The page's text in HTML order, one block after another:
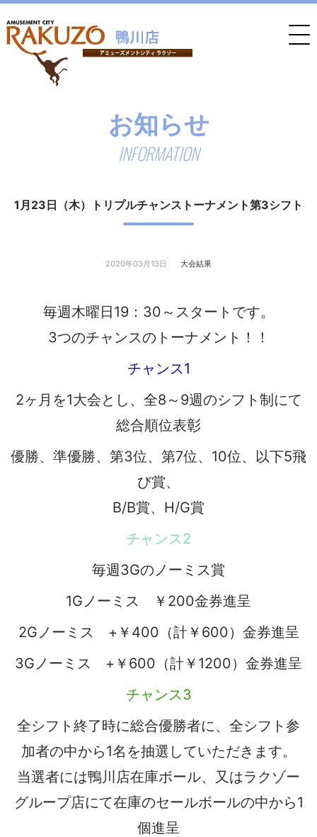
お知らせ
INFORMATION
1月23日（木）トリプルチャンストーナメント第3シフト
2020年03月13日 大会結果
毎週木曜日19：30～スタートです。
3つのチャンスのトーナメント！！
チャンス1
2ヶ月を1大会とし、全8～9週のシフト制にて
総合順位表彰
優勝、準優勝、第3位、第7位、10位、以下5飛
び賞、
B/B賞、H/G賞
チャンス2
毎週3Gのノーミス賞
1Gノーミス ￥200金券進呈
2Gノーミス +￥400（計￥600）金券進呈
3Gノーミス +￥600（計￥1200）金券進呈
チャンス3
全シフト終了時に総合優勝者に、全シフト参
加者の中から1名を抽選していただきます。
当選者には鴨川店在庫ボール、又はラクゾー
グループ店にて在庫のセールボールの中から1
個進呈